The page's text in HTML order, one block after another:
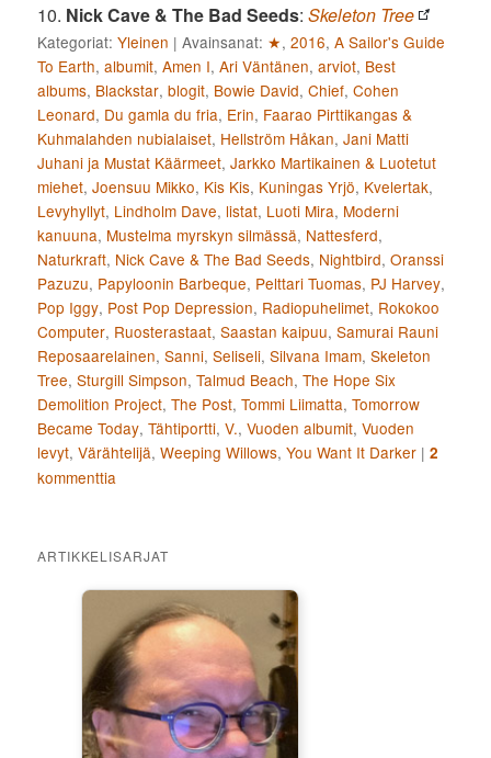
10. Nick Cave & The Bad Seeds:Skeleton Tree
Kategoriat: Yleinen |Avainsanat: ★,2016,A Sailor's Guide
To Earth,albumit,Amen I,Ari Väntänen,arviot, Best
albums, Blackstar,blogit, Bowie David,Chief,Cohen
Leonard, Du gamla du fria, Erin, Faarao Pirttikangas &
Kuhmalahden nubialaiset, Hellström Håkan,Jani Matti
Juhani ja Mustat Käärmeet,Jarkko Martikainen & Luotetut
miehet,Joensuu Mikko, Kis Kis, Kuningas Yrjö, Kvelertak,
Levyhyllyt, Lindholm Dave, listat, Luoti Mira, Moderni
kanuuna, Mustelma myrskyn silmässä, Nattesferd,
Naturkraft, Nick Cave & The Bad Seeds, Nightbird,Oranssi
Pazuzu, Papyloonin Barbeque, Pelttari Tuomas, PJ Harvey,
Pop Iggy, Post Pop Depression, Radiopuhelimet, Rokokoo
Computer, Ruosterastaat,Saastan kaipuu,Samurai Rauni
Reposaarelainen,Sanni,Seliseli,Silvana Imam,Skeleton
Tree,Sturgill Simpson,Talmud Beach,The Hope Six
Demolition Project,The Post,Tommi Liimatta,Tomorrow
Became Today,Tähtiportti,V.,Vuoden albumit,Vuoden
levyt,Värähtelijä,Weeping Willows,You Want It Darker |2
kommenttia
ARTIKKELISARJAT